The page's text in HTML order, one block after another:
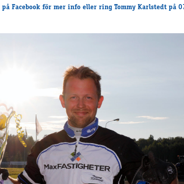
på Facebook för mer info eller ring Tommy Karlstedt på